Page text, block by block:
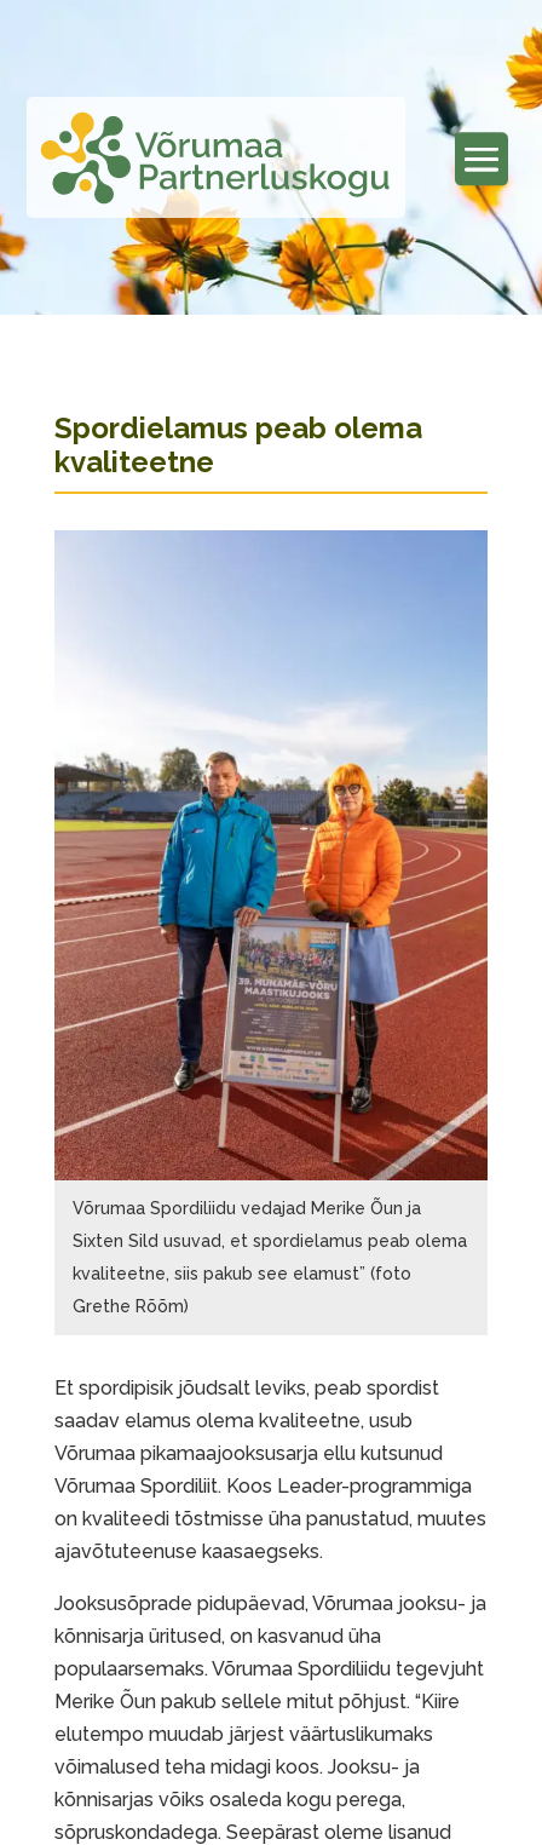
Spordielamus peab olema
kvaliteetne
Võrumaa Spordiliidu vedajad Merike Õun ja
Sixten Sild usuvad, et spordielamus peab olema
kvaliteetne, siis pakub see elamust” (foto
Grethe Rõõm)
Et spordipisik jõudsalt leviks, peab spordist
saadav elamus olema kvaliteetne, usub
Võrumaa pikamaajooksusarja ellu kutsunud
Võrumaa Spordiliit. Koos Leader-programmiga
on kvaliteedi tõstmisse üha panustatud, muutes
ajavõtuteenuse kaasaegseks.
Jooksusõprade pidupäevad, Võrumaa jooksu- ja
kõnnisarja üritused, on kasvanud üha
populaarsemaks. Võrumaa Spordiliidu tegevjuht
Merike Õun pakub sellele mitut põhjust. “Kiire
elutempo muudab järjest väärtuslikumaks
võimalused teha midagi koos. Jooksu- ja
kõnnisarjas võiks osaleda kogu perega,
sõpruskondadega. Seepärast oleme lisanud